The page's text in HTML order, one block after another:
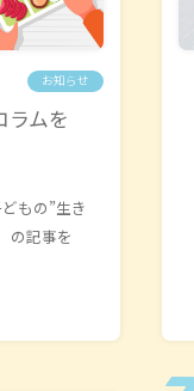
お知らせ
ラムを
もの”生き
の記事を